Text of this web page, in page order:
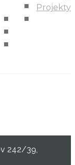
Projekty
242/39,